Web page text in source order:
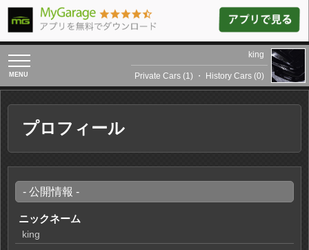
toggle
navigation
king
Private Cars (1) ・ History Cars (0)
プロフィール
- 公開情報 -
ニックネーム
king